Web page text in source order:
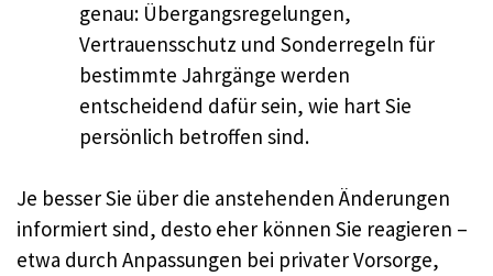
genau: Übergangsregelungen,
Vertrauensschutz und Sonderregeln für
bestimmte Jahrgänge werden
entscheidend dafür sein, wie hart Sie
persönlich betroffen sind.
Je besser Sie über die anstehenden Änderungen
informiert sind, desto eher können Sie reagieren –
etwa durch Anpassungen bei privater Vorsorge,